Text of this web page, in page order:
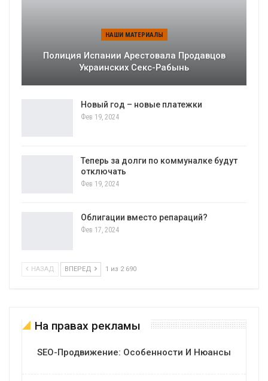
НАШИ МАТЕРИАЛЫ
Полиция Испании Арестовала Продавцов
Украинских Секс-Рабынь
Новый год – новые платежки
Фев 19, 2024
Теперь за долги по коммуналке будут
отключать
Фев 19, 2024
Облигации вместо репараций?
Фев 17, 2024
НАЗАД ВПЕРЕД 1 из 2 690
На правах рекламы
SEO-Продвижение: Особенности И Нюансы